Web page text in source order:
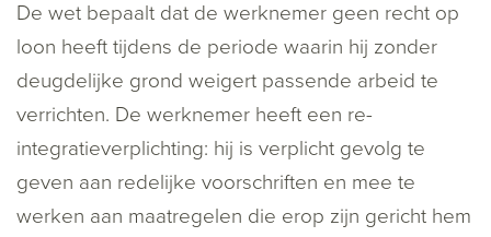
De wet bepaalt dat de werknemer geen recht op
loon heeft tijdens de periode waarin hij zonder
deugdelijke grond weigert passende arbeid te
verrichten. De werknemer heeft een re-
integratieverplichting: hij is verplicht gevolg te
geven aan redelijke voorschriften en mee te
werken aan maatregelen die erop zijn gericht hem